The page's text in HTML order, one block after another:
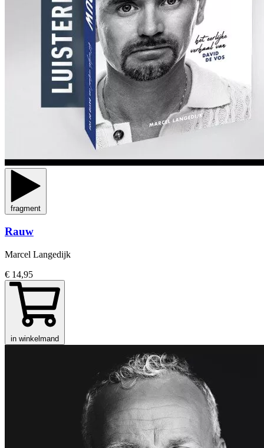
fragment
Rauw
Marcel Langedijk
€ 14,95
in winkelmand